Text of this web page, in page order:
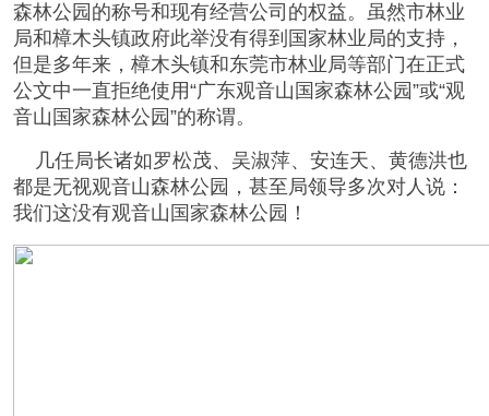
森林公园的称号和现有经营公司的权益。虽然市林业
局和樟木头镇政府此举没有得到国家林业局的支持，
但是多年来，樟木头镇和东莞市林业局等部门在正式
公文中一直拒绝使用“广东观音山国家森林公园”或“观
音山国家森林公园”的称谓。
几任局长诸如罗松茂、吴淑萍、‌安连天、‌黄德洪也
都是无视观音山森林公园，甚至局领导多次对人说：
我们这没有观音山国家森林公园！